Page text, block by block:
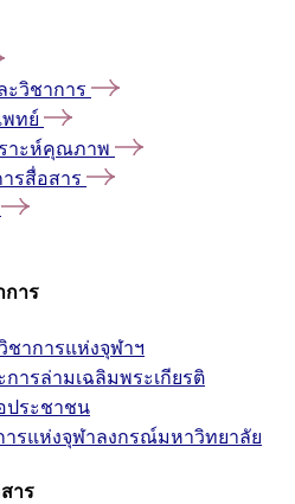
ะวิชาการ
พทย์
ราะห์คุณภาพ
รสื่อสาร
การ
าการแห่งจุฬาฯ
ารล่ามเฉลิมพระเกียรติ
ประชาชน
ารแห่งจุฬาลงกรณ์มหาวิทยาลัย
าร